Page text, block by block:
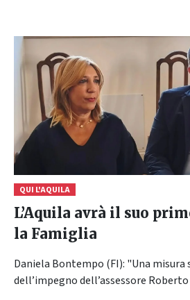
QUI L'AQUILA
L’Aquila avrà il suo
la Famiglia
Daniela Bontempo (FI): "Una
dell’impegno dell’assessore